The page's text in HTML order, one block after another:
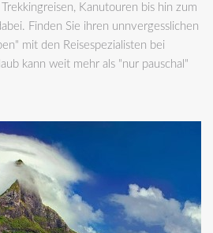
Kanutouren bis hin zum
Finden Sie ihren unnvergesslichen
mit den Reisespezialisten bei
kann weit mehr als "nur pauschal"